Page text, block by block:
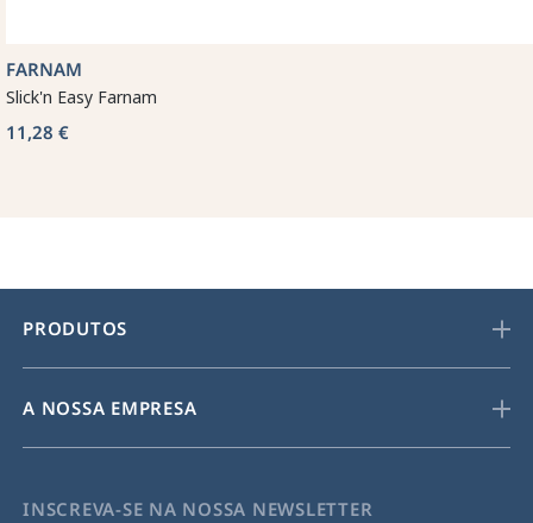
FARNAM
Slick'n Easy Farnam
11,28 €
PRODUTOS
A NOSSA EMPRESA
INSCREVA-SE NA NOSSA NEWSLETTER